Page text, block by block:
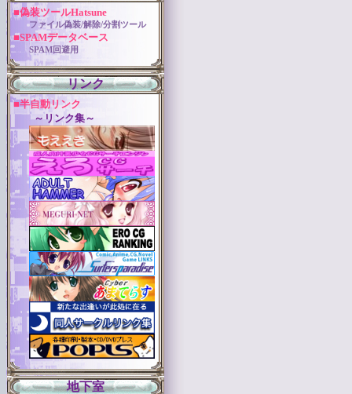
■偽装ツールHatsune
ファイル偽装/解除/分割ツール
■SPAMデータベース
SPAM回避用
リンク
■半自動リンク
～リンク集～
地下室